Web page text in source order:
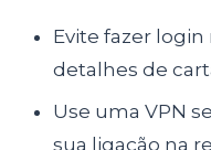
Evite fazer
detalhes de
Use uma VPN
sua ligação na